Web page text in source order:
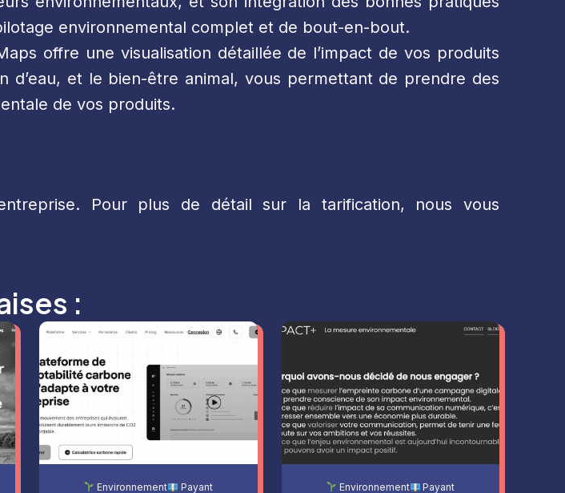
environnemental complet et de bout-en-bout.
offre une visualisation détaillée de l’impact de vos produits
d’eau, et le bien-être animal, vous permettant de prendre des
de vos produits.
Pour plus de détail sur la tarification, nous vous
:
Environnement Payant Environnement Payant